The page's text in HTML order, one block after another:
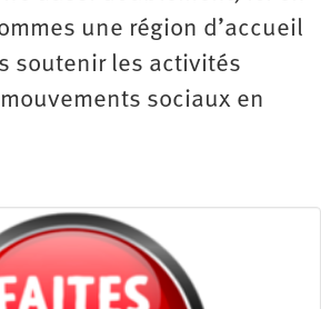
une région d’accueil
soutenir les activités
sociaux en